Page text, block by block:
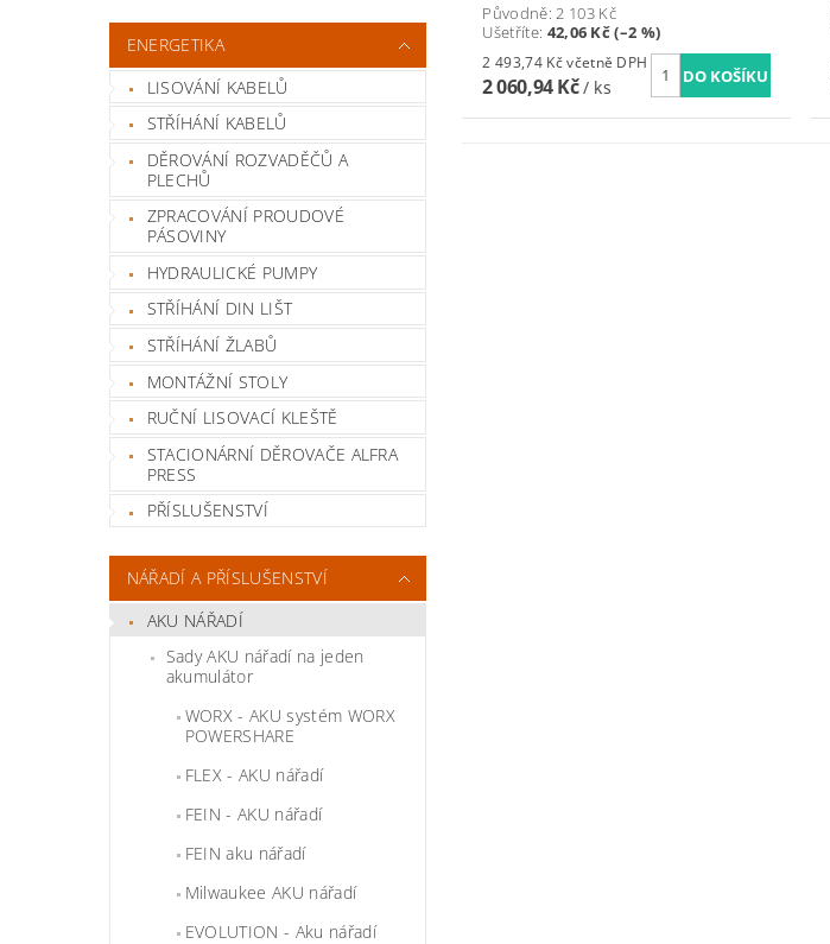
ENERGETIKA
LISOVÁNÍ KABELŮ
STŘÍHÁNÍ KABELŮ
DĚROVÁNÍ ROZVADĚČŮ A
PLECHŮ
ZPRACOVÁNÍ PROUDOVÉ
PÁSOVINY
HYDRAULICKÉ PUMPY
STŘÍHÁNÍ DIN LIŠT
STŘÍHÁNÍ ŽLABŮ
MONTÁŽNÍ STOLY
RUČNÍ LISOVACÍ KLEŠTĚ
STACIONÁRNÍ DĚROVAČE ALFRA
PRESS
PŘÍSLUŠENSTVÍ
NÁŘADÍ A PŘÍSLUŠENSTVÍ
AKU NÁŘADÍ
Sady AKU nářadí na jeden
akumulátor
WORX - AKU systém WORX
POWERSHARE
FLEX - AKU nářadí
FEIN - AKU nářadí
FEIN aku nářadí
Milwaukee AKU nářadí
EVOLUTION - Aku nářadí
Původně:2 103 Kč
Ušetříte: 42,06 Kč (–2 %)
2 493,74 Kč včetně DPH
2 060,94 Kč/ ks